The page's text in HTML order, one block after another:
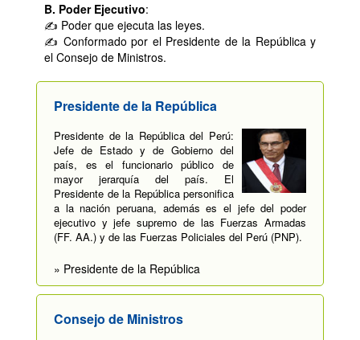
B. Poder Ejecutivo:
✍ Poder que ejecuta las leyes.
✍ Conformado por el Presidente de la República y
el Consejo de Ministros.
Presidente de la República
Presidente de la República del Perú:
Jefe de Estado y de Gobierno del
país, es el funcionario público de
mayor jerarquía del país. El
Presidente de la República personifica
a la nación peruana, además es el jefe del poder
ejecutivo y jefe supremo de las Fuerzas Armadas
(FF. AA.) y de las Fuerzas Policiales del Perú (PNP).
» Presidente de la República
Consejo de Ministros